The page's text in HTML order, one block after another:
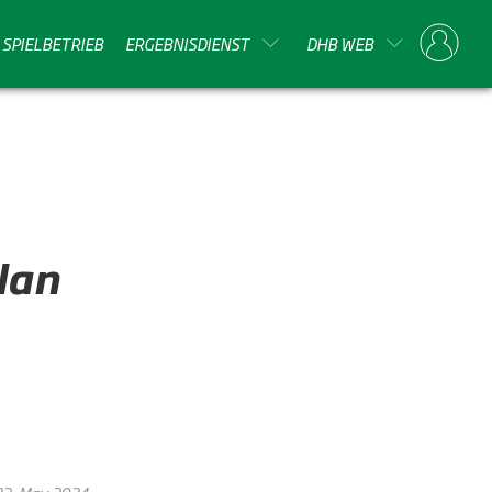
SPIELBETRIEB ERGEBNISDIENST DHB WEB